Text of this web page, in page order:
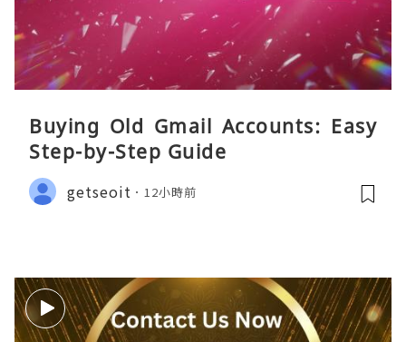
Buying Old Gmail Accounts: Easy
Step-by-Step Guide
getseoit 12小時前